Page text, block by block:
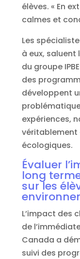
élèves. « En
calmes et
Les
à eux, saluent
du groupe
des
développent
expériences,
véritablement
écologiques.
Évaluer
long
sur les
L’impact des
de
Canada a
suivi des